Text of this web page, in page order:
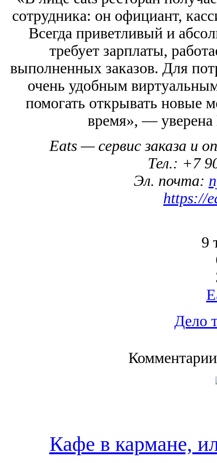
сотрудника: он официант,
Всегда приветливый и
требует зарплаты,
выполненных заказов. Для
очень удобным
помогать открывать новые
время», — уверена
Eats — сервис заказа и
Тел.: +7
Эл. почта:
https://
9
Дело
Кафе в кармане,